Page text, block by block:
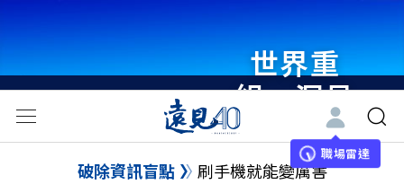
世界重
組・洞見
未來 與
世界領袖
職場雷達
破除資訊盲點 刷手機就能變厲害